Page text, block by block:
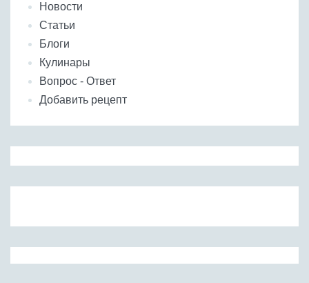
Новости
Статьи
Блоги
Кулинары
Вопрос - Ответ
Добавить рецепт